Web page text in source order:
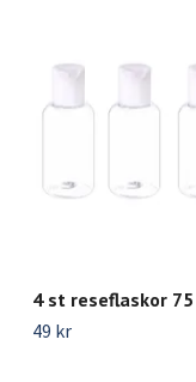
4 st reseflaskor
49 kr